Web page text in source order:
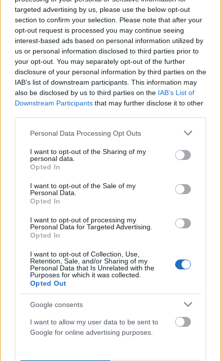
targeted advertising by us, please use the below opt-out
section to confirm your selection. Please note that after your
opt-out request is processed you may continue seeing
interest-based ads based on personal information utilized by
us or personal information disclosed to third parties prior to
your opt-out. You may separately opt-out of the further
disclosure of your personal information by third parties on the
IAB’s list of downstream participants. This information may
also be disclosed by us to third parties on the IAB’s List of
Downstream Participants that may further disclose it to other
Please note that this website/app uses one or more Google
not limited to your visit or usage behaviour. You may click to
grant or deny consent to Google and its third-party tags to
use your data for below specified purposes in below Google
consent section.
Personal Data Processing Opt Outs
I want to opt-out of the Sharing of my
personal data.
Opted In
I want to opt-out of the Sale of my
Personal Data.
Opted In
I want to opt-out of processing my
Personal Data for Targeted Advertising.
Opted In
I want to opt-out of Collection, Use,
Retention, Sale, and/or Sharing of my
Personal Data that Is Unrelated with the
Purposes for which it was collected.
Opted Out
Google consents
I want to allow my user data to be sent to
Google for online advertising purposes.
ΑΝΑΡΤΗΘΗΚΕ ΑΠΟ DKATSAMADOU 8 ΑΥΓΟΎΣΤΟΥ 2026
ΠΟΛΙΤΙΚΉ
Τσίπρας: Στις 2 Σεπτεμβρίου η παρουσίαση του
οικονομικού προγράμματος της ΕΛ.Α.Σ. στη
Θεσσαλονίκη